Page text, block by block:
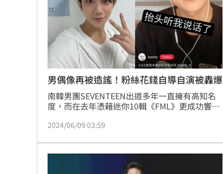
男偶像再被造謠！粉絲花錢自導自演被轟爆
南韓男團SEVENTEEN出道多年一直擁有高知名
度，而在去年憑藉迷你10輯《FML》更成功響徹
豈料，4月29日攜精選專回歸，近日開始做線上
的簽售會結束後立刻被造謠，引來不少克拉暴
怒。
2024/06/09 03:59